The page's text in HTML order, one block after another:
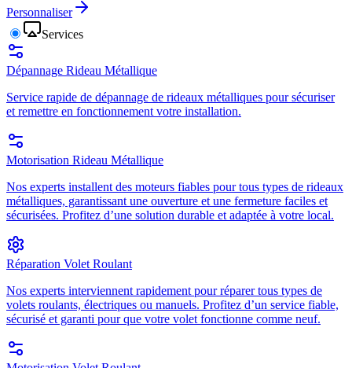
Personnaliser
Services
Dépannage Rideau Métallique
Service rapide de dépannage de rideaux métalliques pour sécuriser
et remettre en fonctionnement votre installation.
Motorisation Rideau Métallique
Nos experts installent des moteurs fiables pour tous types de rideaux
métalliques, garantissant une ouverture et une fermeture faciles et
sécurisées. Profitez d’une solution durable et adaptée à votre local.
Réparation Volet Roulant
Nos experts interviennent rapidement pour réparer tous types de
volets roulants, électriques ou manuels. Profitez d’un service fiable,
sécurisé et garanti pour que votre volet fonctionne comme neuf.